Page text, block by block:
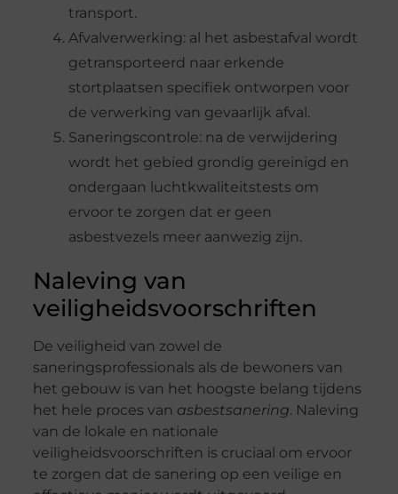
transport.
Afvalverwerking: al het asbestafval wordt
getransporteerd naar erkende
stortplaatsen specifiek ontworpen voor
de verwerking van gevaarlijk afval.
Saneringscontrole: na de verwijdering
wordt het gebied grondig gereinigd en
ondergaan luchtkwaliteitstests om
ervoor te zorgen dat er geen
asbestvezels meer aanwezig zijn.
Naleving van
veiligheidsvoorschriften
De veiligheid van zowel de
saneringsprofessionals als de bewoners van
het gebouw is van het hoogste belang tijdens
het hele proces van asbestsanering. Naleving
van de lokale en nationale
veiligheidsvoorschriften is cruciaal om ervoor
te zorgen dat de sanering op een veilige en